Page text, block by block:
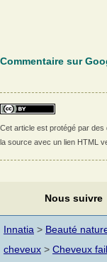
Commentaire sur
Cet article est protégé par
la source avec un lien HTML
Nous suivre
Innatia > Beauté
cheveux > Cheveux